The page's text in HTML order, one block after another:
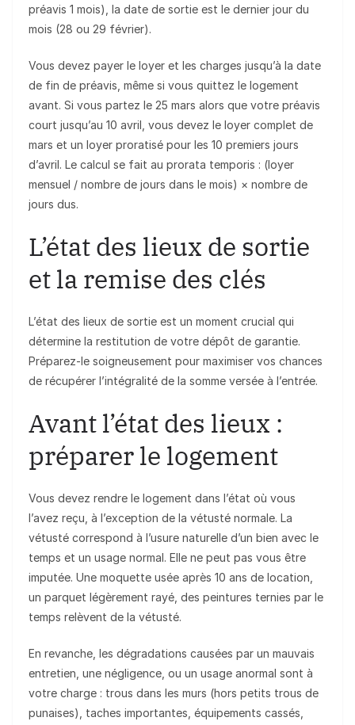
préavis 1 mois), la date de sortie est le dernier jour du
mois (28 ou 29 février).
Vous devez payer le loyer et les charges jusqu’à la date
de fin de préavis, même si vous quittez le logement
avant. Si vous partez le 25 mars alors que votre préavis
court jusqu’au 10 avril, vous devez le loyer complet de
mars et un loyer proratisé pour les 10 premiers jours
d’avril. Le calcul se fait au prorata temporis : (loyer
mensuel / nombre de jours dans le mois) × nombre de
jours dus.
L’état des lieux de sortie
et la remise des clés
L’état des lieux de sortie est un moment crucial qui
détermine la restitution de votre dépôt de garantie.
Préparez-le soigneusement pour maximiser vos chances
de récupérer l’intégralité de la somme versée à l’entrée.
Avant l’état des lieux :
préparer le logement
Vous devez rendre le logement dans l’état où vous
l’avez reçu, à l’exception de la vétusté normale. La
vétusté correspond à l’usure naturelle d’un bien avec le
temps et un usage normal. Elle ne peut pas vous être
imputée. Une moquette usée après 10 ans de location,
un parquet légèrement rayé, des peintures ternies par le
temps relèvent de la vétusté.
En revanche, les dégradations causées par un mauvais
entretien, une négligence, ou un usage anormal sont à
votre charge : trous dans les murs (hors petits trous de
punaises), taches importantes, équipements cassés,